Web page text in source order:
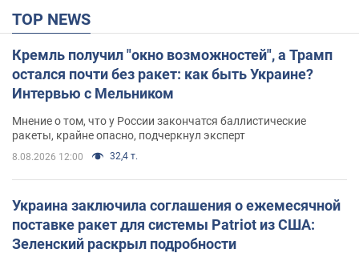
TOP NEWS
Кремль получил "окно возможностей", а Трамп
остался почти без ракет: как быть Украине?
Интервью с Мельником
Мнение о том, что у России закончатся баллистические
ракеты, крайне опасно, подчеркнул эксперт
8.08.2026 12:00 32,4 т.
Украина заключила соглашения о ежемесячной
поставке ракет для системы Patriot из США:
Зеленский раскрыл подробности